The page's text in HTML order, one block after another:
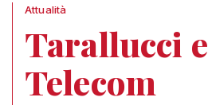
Attualità
Tarallucci e
Telecom